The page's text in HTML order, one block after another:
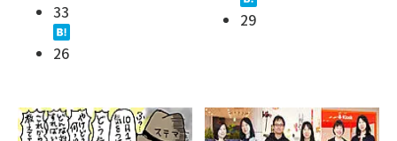
33
26
29